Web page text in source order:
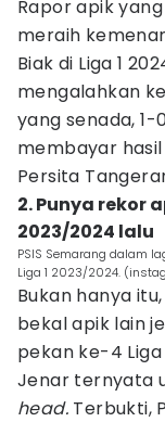
Rapor apik
meraih
Biak di Liga 1
mengalahkan
yang senada, 1-
membayar hasil
Persita
2. Punya rekor
2023/2024 lalu
PSIS Semarang dalam
Liga 1 2023/2024.
Bukan hanya
bekal apik lain
pekan ke-4 Liga
Jenar ternyata
head. Terbukti,